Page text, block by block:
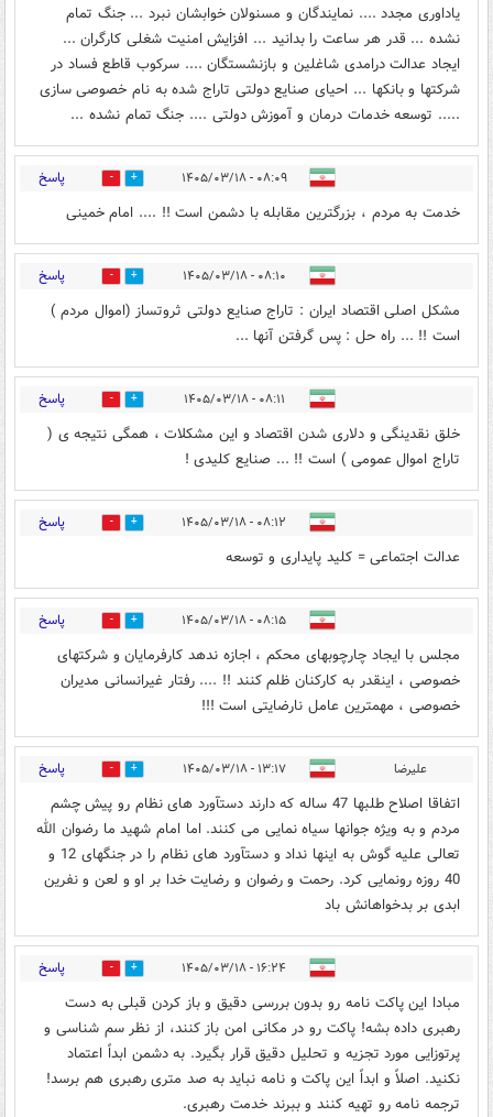
یاداوری مجدد .... نمایندگان و مسنولان خوابشان نبرد ... جنگ تمام
نشده ... قدر هر ساعت را بدانید ... افزایش امنیت شغلی کارگران ...
ایجاد عدالت درامدی شاغلین و بازنشستگان .... سرکوب قاطع فساد در
شرکتها و بانکها ... احیای صنایع دولتی تاراج شده به نام خصوصی سازی
..... توسعه خدمات درمان و آموزش دولتی .... جنگ تمام نشده ...
۰۸:۰۹ - ۱۴۰۵/۰۳/۱۸ 1 پاسخ
خدمت به مردم ، بزرگترین مقابله با دشمن است !! .... امام خمینی
۰۸:۱۰ - ۱۴۰۵/۰۳/۱۸ 1 پاسخ
مشکل اصلی اقتصاد ایران : تاراج صنایع دولتی ثروتساز (اموال مردم )
است !! ... راه حل : پس گرفتن آنها ...
۰۸:۱۱ - ۱۴۰۵/۰۳/۱۸ 1 پاسخ
خلق نقدینگی و دلاری شدن اقتصاد و این مشکلات ، همگی نتیجه ی (
تاراج اموال عمومی ) است !! ... صنایع کلیدی !
۰۸:۱۲ - ۱۴۰۵/۰۳/۱۸ 1 پاسخ
عدالت اجتماعی = کلید پایداری و توسعه
۰۸:۱۵ - ۱۴۰۵/۰۳/۱۸ 1 پاسخ
مجلس با ایجاد چارچوبهای محکم ، اجازه ندهد کارفرمایان و شرکتهای
خصوصی ، اینقدر به کارکنان ظلم کنند !! .... رفتار غیرانسانی مدیران
خصوصی ، مهمترین عامل نارضایتی است !!!
عليرضا ۱۳:۱۷ - ۱۴۰۵/۰۳/۱۸ 0 پاسخ
اتفاقا اصلاح طلبها 47 ساله که دارند دستآورد های نظام رو پيش چشم
مردم و به ويژه جوانها سياه نمايی می کنند. اما امام شهيد ما رضوان الله
تعالی عليه گوش به اينها نداد و دستآورد های نظام را در جنگهای 12 و
40 روزه رونمايی کرد. رحمت و رضوان و رضايت خدا بر او و لعن و نفرين
ابدی بر بدخواهانش باد
۱۶:۲۴ - ۱۴۰۵/۰۳/۱۸ 0 پاسخ
مبادا این پاکت نامه رو بدون بررسی دقیق و باز کردن قبلی به دست
رهبری داده بشه! پاکت رو در مکانی امن باز کنند، از نظر سم شناسی و
پرتوزایی مورد تجزیه و تحلیل دقیق قرار بگیرد. به دشمن ابداً اعتماد
نکنید. اصلاً و ابداً این پاکت و نامه نباید به صد متری رهبری هم برسد!
ترجمه نامه رو تهیه کنند و ببرند خدمت رهبری.